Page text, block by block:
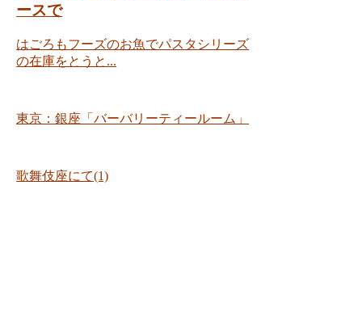
ースで
はごろもフーズのお魚でパスタシリーズ
の在庫をとうと...
東京：銀座「バーバリーティールーム」
歌舞伎座にて(1)